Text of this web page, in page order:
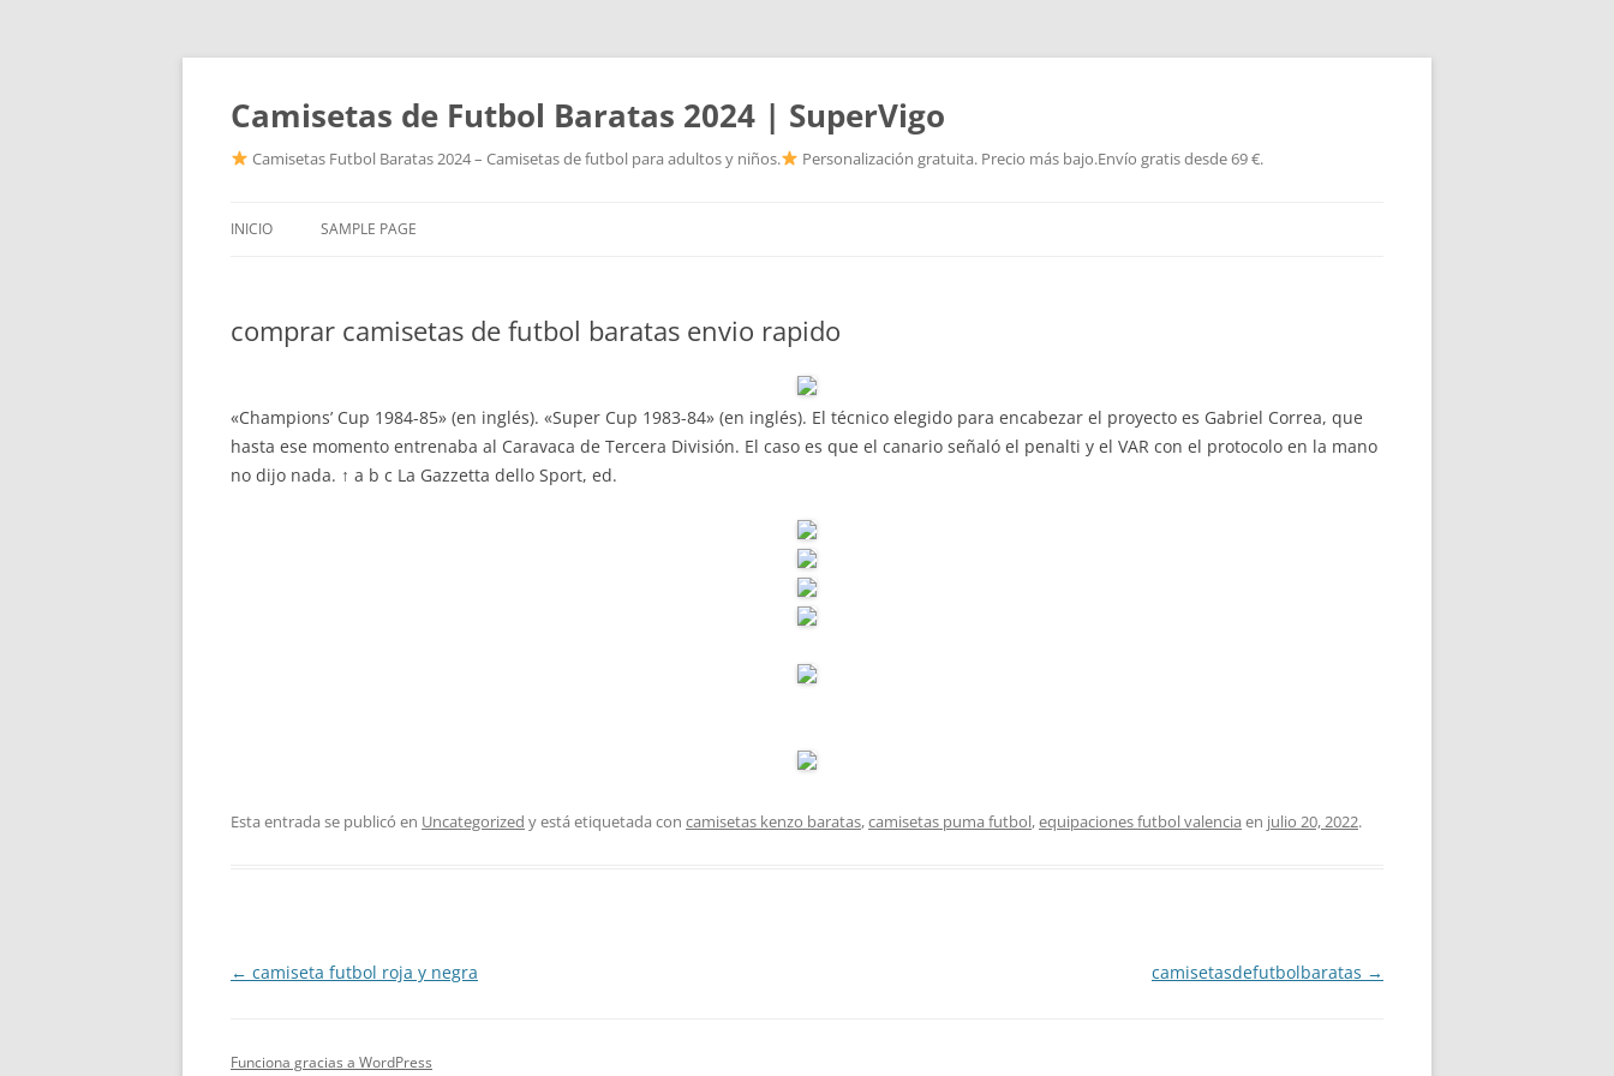
Camisetas de Futbol Baratas 2024 | SuperVigo
Camisetas Futbol Baratas 2024 – Camisetas de futbol para adultos y niños. Personalización gratuita. Precio más bajo.Envío gratis desde 69 €.
INICIO SAMPLE PAGE
comprar camisetas de futbol baratas envio rapido
«Champions’ Cup 1984-85» (en inglés). «Super Cup 1983-84» (en inglés). El técnico elegido para encabezar el proyecto es Gabriel Correa, que
hasta ese momento entrenaba al Caravaca de Tercera División. El caso es que el canario señaló el penalti y el VAR con el protocolo en la mano
no dijo nada. ↑ a b c La Gazzetta dello Sport, ed.
Esta entrada se publicó en Uncategorized y está etiquetada con camisetas kenzo baratas,camisetas puma futbol,equipaciones futbol valencia en julio 20, 2022.
Navegación
← camiseta futbol roja y negra camisetasdefutbolbaratas →
Funciona gracias a WordPress